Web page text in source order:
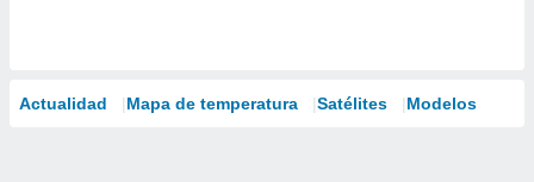
Actualidad Mapa de temperatura Satélites Modelos